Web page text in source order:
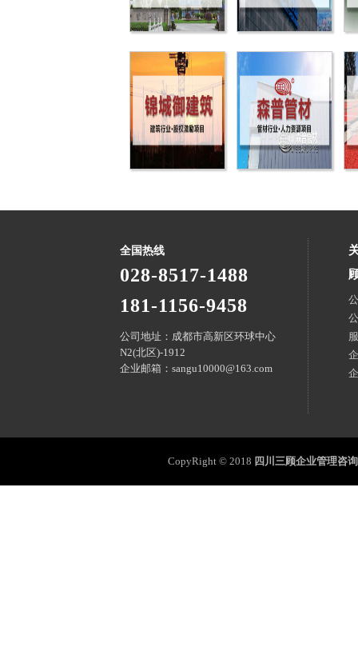
全国热线
028-8517-1488
181-1156-9458
公司地址：成都市高新区环球中心
N2(北区)-1912
企业邮箱：sangu10000@163.com
CopyRight © 2018 四川三顾企业管理咨